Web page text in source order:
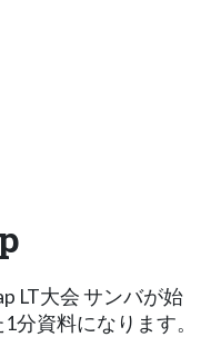
LT大会 サンバが始
分資料になります。